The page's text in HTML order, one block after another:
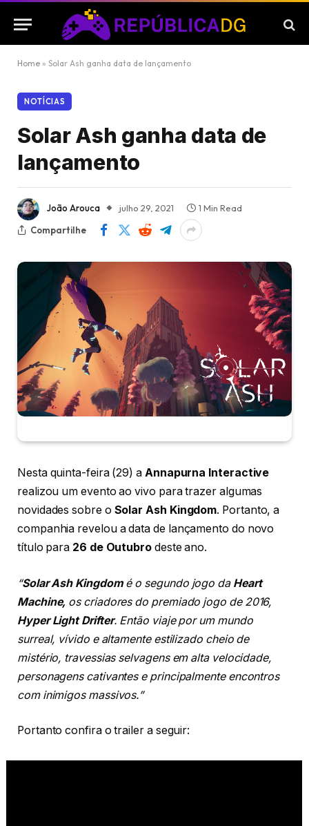
Home » Solar Ash ganha data de lançamento
NOTÍCIAS
Solar Ash ganha data de
lançamento
João Arouca julho 29, 2021
1 Min Read
Compartilhe
Nesta quinta-feira (29) a Annapurna Interactive
realizou um evento ao vivo para trazer algumas
novidades sobre o Solar Ash Kingdom. Portanto, a
companhia revelou a data de lançamento do novo
título para 26 de Outubro deste ano.
“Solar Ash Kingdomé o segundo jogo da Heart
Machine, os criadores do premiado jogo de 2016,
Hyper Light Drifter. Então viaje por um mundo
surreal, vívido e altamente estilizado cheio de
mistério, travessias selvagens em alta velocidade,
personagens cativantes e principalmente encontros
com inimigos massivos.”
Portanto confira o trailer a seguir: